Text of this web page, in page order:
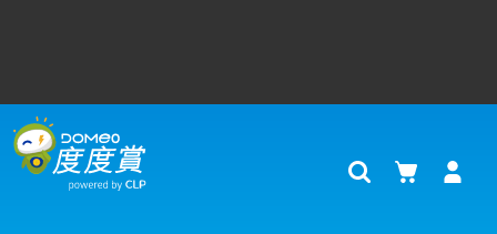
Search購物車